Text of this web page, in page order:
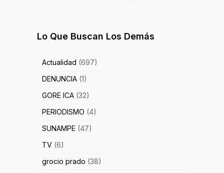
Lo Que Buscan Los Demás
Actualidad (697)
DENUNCIA (1)
GORE ICA (32)
PERIODISMO (4)
SUNAMPE (47)
TV (6)
grocio prado (38)